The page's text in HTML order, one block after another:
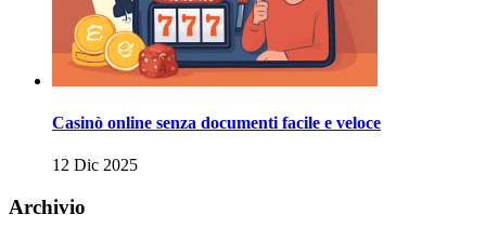
Casinò online senza documenti facile e veloce
12 Dic 2025
Archivio